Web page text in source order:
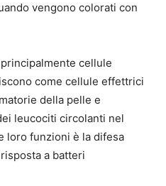
vengono colorati con
cellule
come cellule effettrici
della pelle e
leucociti circolanti nel
loro funzioni è la difesa
a batteri